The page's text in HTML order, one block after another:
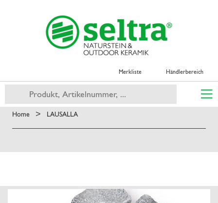
Merkliste Händlerbereich
Home > LAUSALLA